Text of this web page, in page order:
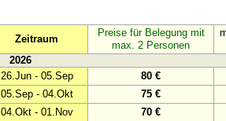
Zeitraum
Preise für Belegung mit
max. 2 Personen
2026
26.Jun - 05.Sep
80 €
05.Sep - 04.Okt 75 €
04.Okt - 01.Nov 70 €